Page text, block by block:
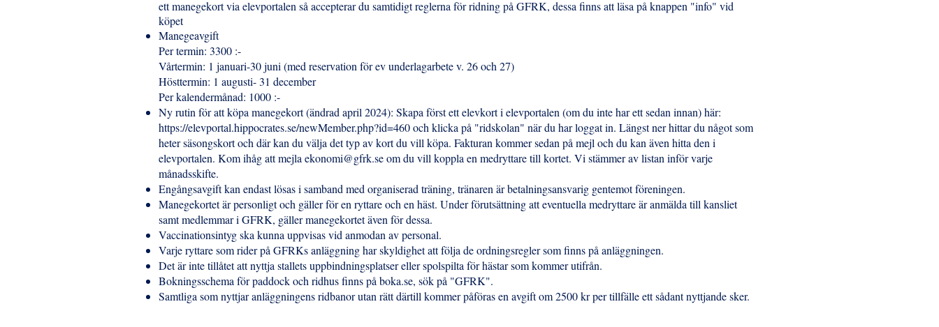
ett manegekort via elevportalen så accepterar du samtidigt reglerna för ridning på GFRK, dessa finns att läsa på knappen "info" vid
köpet
Manegeavgift
Per termin: 3300 :-
Vårtermin: 1 januari-30 juni (med reservation för ev underlagarbete v. 26 och 27)
Hösttermin: 1 augusti- 31 december
Per kalendermånad: 1000 :-
Ny rutin för att köpa manegekort (ändrad april 2024): Skapa först ett elevkort i elevportalen (om du inte har ett sedan innan) här:
https://elevportal.hippocrates.se/newMember.php?id=460och klicka på "ridskolan" när du har loggat in. Längst ner hittar du något som
heter säsongskort och där kan du välja det typ av kort du vill köpa. Fakturan kommer sedan på mejl och du kan även hitta den i
elevportalen. Kom ihåg att mejla ekonomi@gfrk.seom du vill koppla en medryttare till kortet. Vi stämmer av listan inför varje
månadsskifte.
Engångsavgift kan endast lösas i samband med organiserad träning, tränaren är betalningsansvarig gentemot föreningen.
Manegekortet är personligt och gäller för en ryttare och en häst. Under förutsättning att eventuella medryttare är anmälda till kansliet
samt medlemmar i GFRK, gäller manegekortet även för dessa.
Vaccinationsintyg ska kunna uppvisas vid anmodan av personal.
Varje ryttare som rider på GFRKs anläggning har skyldighet att följa de ordningsregler som finns på anläggningen.
Det är inte tillåtet att nyttja stallets uppbindningsplatser eller spolspilta för hästar som kommer utifrån.
Bokningsschema för paddock och ridhus finns på boka.se, sök på "GFRK".
Samtliga som nyttjar anläggningens ridbanor utan rätt därtill kommer påföras en avgift om 2500 kr per tillfälle ett sådant nyttjande sker.